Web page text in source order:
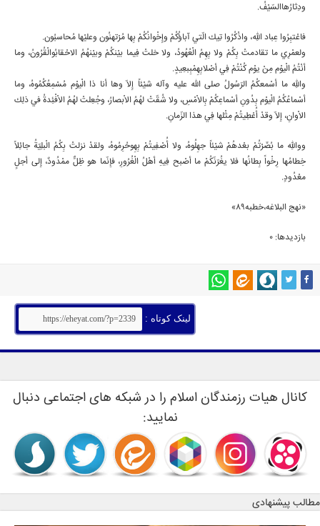
ودِثارُهاالسّيْفُ.
فاعْتبِرُوا عِباد اللهِ، واذْكُرُوا تِيك الّتي آباؤُكُمْ وإِخْوانُكُمْ بِها مُرْتهنُون وعليْها مُحاسبُون.
ولعمْرِي ما تقادمتْ بِكُمْ ولا بِهِمُ الْعُهُودُ، ولا خلتْ فِيما بيْنكُمْ وبيْنهُمُ الاحْقابُوالْقُرُونُ، وما
أنْتُمُ الْيوْم مِنْ يوْم كُنْتُمْ فِي أصْلابِهِمْبِبعِيدٍ.
واللهِ ما أسْمعكُمُ الرّسُولُ صلى الله عليه وآله شيْئاً إِلاّ وها أنا ذا الْيوْم مُسْمِعُكُمُوهُ، وما
أسْماعُكُمُ الْيوْم بِدُونِ أسْماعِكُمْ بِالاْمْسِ، ولا شُقّتْ لهُمُ الاْبصارُ، وجُعِلتْ لهُمُ الاْفْئِدةُ في ذلِك
الاْوانِ، إِلاّ وقدْ أُعْطِيتُمْ مِثْلها فِي هذا الزّمانِ.
وواللهِ ما بُصِّرْتُمْ بعْدهُمْ شيْئاً جهِلُوهُ، ولا أُصْفِيتُمْ بِهِوحُرِمُوهُ، ولقدْ نزلتْ بِكُمُ الْبلِيّةُ جائِلاً
خِطامُها رِخْواً بِطانُها فلا يغُرّنّكُمْ ما أصْبح فِيهِ أهْلُ الْغُرُورِ، فإِنّما هو ظِلٌّ ممْدُودٌ، إِلى أجلٍ
معْدُودٍ.
«نهج البلاغه،خطبه89»
بازدیدها: 0
لینک کوتاه :
کانال هیات رزمندگان اسلام را در شبکه های اجتماعی دنبال
نمایید:
مطالب پیشنهادی